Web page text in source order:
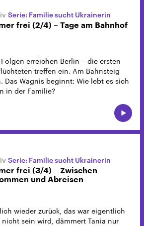
Serie: Familie sucht Ukrainerin
frei (2/4) – Tage am Bahnhof
erreichen Berlin – die ersten
treffen ein. Am Bahnsteig
Das Wagnis beginnt: Wie lebt es sich
in der Familie?
Serie: Familie sucht Ukrainerin
frei (3/4) – Zwischen
und Abreisen
wieder zurück, das war eigentlich
nicht sein wird, dämmert Tania nur